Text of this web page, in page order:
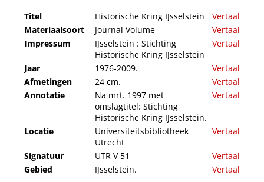
Titel Historische Kring IJsselstein
Vertaal
Materiaalsoort
Journal Volume
Vertaal
Impressum
IJsselstein : Stichting
Historische Kring IJsselstein
Vertaal
Jaar 1976-2009.
Vertaal
Afmetingen
24 cm.
Vertaal
Annotatie
Na mrt. 1997 met
omslagtitel: Stichting
Historische Kring IJsselstein.
Vertaal
Locatie
Universiteitsbibliotheek
Utrecht
Vertaal
Signatuur UTR V 51
Vertaal
Gebied
IJsselstein.
Vertaal